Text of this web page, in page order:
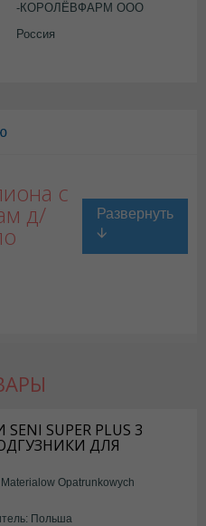
-КОРОЛЁВФАРМ ООО
Россия
с
д/
SUPER PLUS 3
ДЛЯ
Opatrunkowych
Польша